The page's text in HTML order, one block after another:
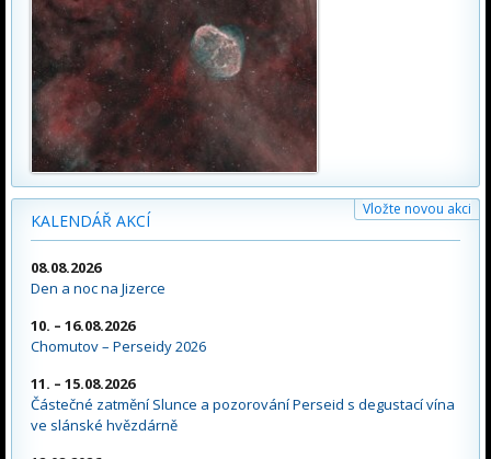
KALENDÁŘ AKCÍ
Vložte novou akci
08.08.2026
Den a noc na Jizerce
10. – 16.08.2026
Chomutov – Perseidy 2026
11. – 15.08.2026
Částečné zatmění Slunce a pozorování Perseid s degustací vína
ve slánské hvězdárně